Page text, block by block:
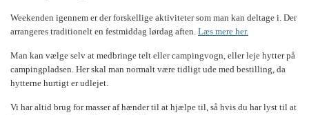
Weekenden igennem er der forskellige aktiviteter som man kan deltage i. Der
arrangeres traditionelt en festmiddag lørdag aften. Læs mere her.
Man kan vælge selv at medbringe telt eller campingvogn, eller leje hytter på
campingpladsen. Her skal man normalt være tidligt ude med bestilling, da
hytterne hurtigt er udlejet.
Vi har altid brug for masser af hænder til at hjælpe til, så hvis du har lyst til at